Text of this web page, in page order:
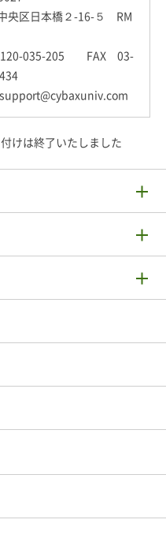
央区日本橋２-16-５ RM
035-205 FAX 03-
けは終了いたしました